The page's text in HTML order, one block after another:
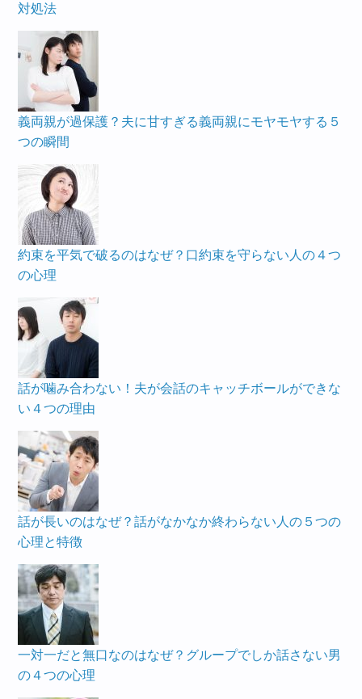
対処法
義両親が過保護？夫に甘すぎる義両親にモヤモヤする５
つの瞬間
約束を平気で破るのはなぜ？口約束を守らない人の４つ
の心理
話が噛み合わない！夫が会話のキャッチボールができな
い４つの理由
話が長いのはなぜ？話がなかなか終わらない人の５つの
心理と特徴
一対一だと無口なのはなぜ？グループでしか話さない男
の４つの心理